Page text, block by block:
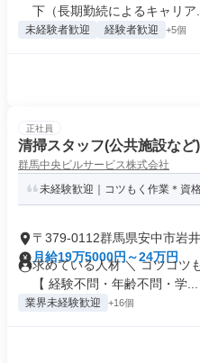
下（長期勤続によるキャリア...
未経験者歓迎 経験者歓迎 +5個
正社員
清掃スタッフ(公共施設など)
群馬中央ビルサービス株式会社
未経験歓迎｜コツもく作業＊資
〒379-0112群馬県安中市岩井
月給19万5000円～24万円
求めている人材 ＼ コツコツ
【 経験不問・年齢不問・学...
業界未経験歓迎 +16個